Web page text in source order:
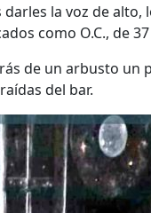
la voz de
como O.C., de 37
de un arbusto un
del bar.